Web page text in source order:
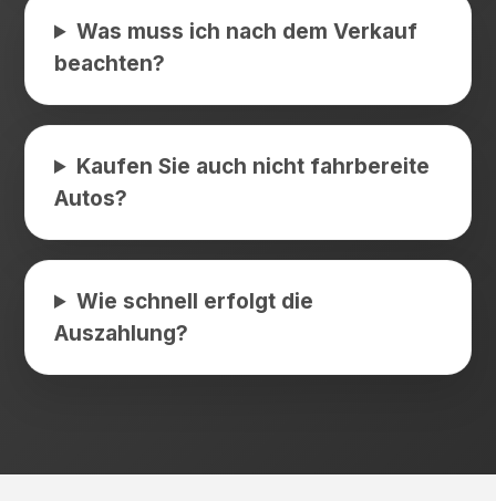
Was muss ich nach dem Verkauf
beachten?
Kaufen Sie auch nicht fahrbereite
Autos?
Wie schnell erfolgt die
Auszahlung?